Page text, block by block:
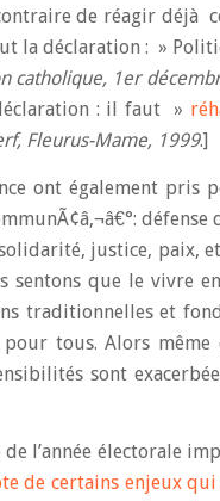
de réagir déjà
la déclaration : »
catholique, 1er
: il faut »
Fleurus-Mame, 1999.]
ont également
justice, paix,
que le vivre
traditionnelles et
tous. Alors
sont
l’année électorale
de certains enjeux